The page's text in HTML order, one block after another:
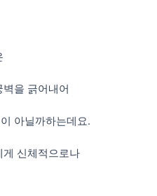
을 긁어내어
아닐까하는데요.
게 신체적으로나